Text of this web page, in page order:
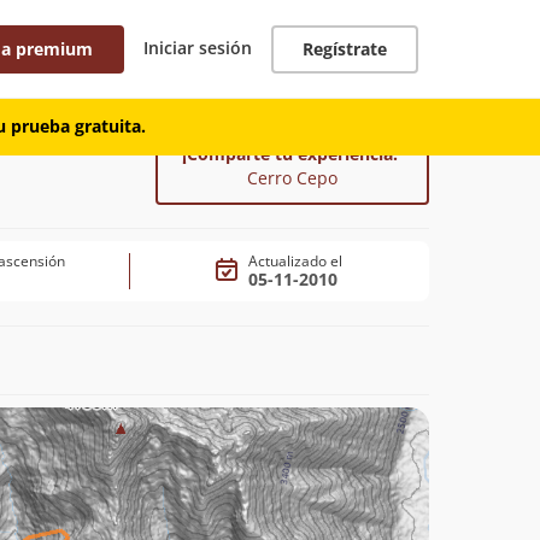
premium Iniciar sesión Regístrate
prueba gratuita.
¡Comparte tu experiencia!
Cerro Cepo
Actualizado el
05-11-2010